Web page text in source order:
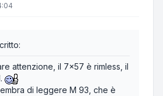
attenzione, il 7x57 è rimless, il
di leggere M 93, che è